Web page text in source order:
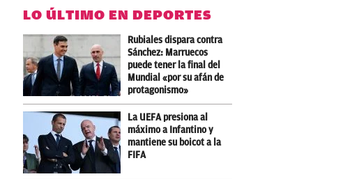
LO ÚLTIMO EN DEPORTES
Rubiales dispara contra
Sánchez: Marruecos
puede tener la final del
Mundial «por su afán de
protagonismo»
La UEFA presiona al
máximo a Infantino y
mantiene su boicot a la
FIFA